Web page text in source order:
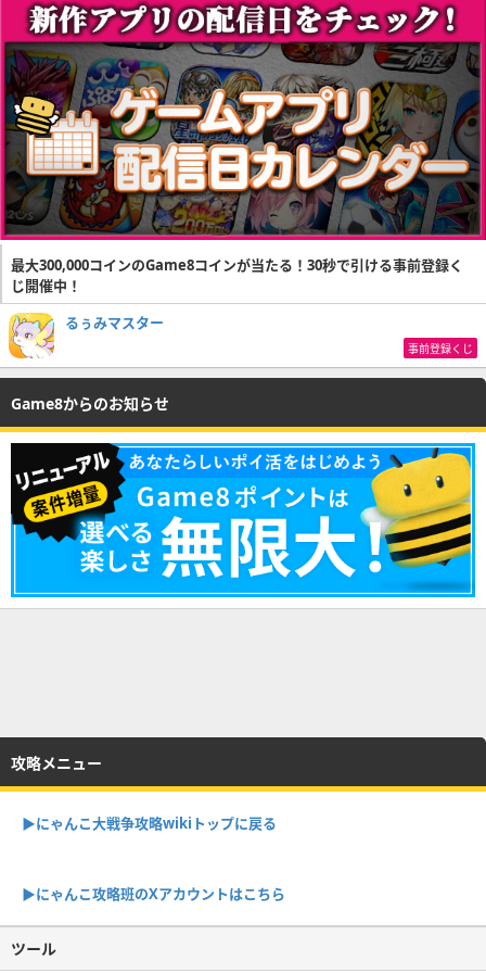
最大300,000コインのGame8コインが当たる！30秒で引ける事前登録く
じ開催中！
るぅみマスター
事前登録くじ
Game8からのお知らせ
攻略メニュー
▶︎にゃんこ大戦争攻略wikiトップに戻る
▶︎にゃんこ攻略班のXアカウントはこちら
ツール